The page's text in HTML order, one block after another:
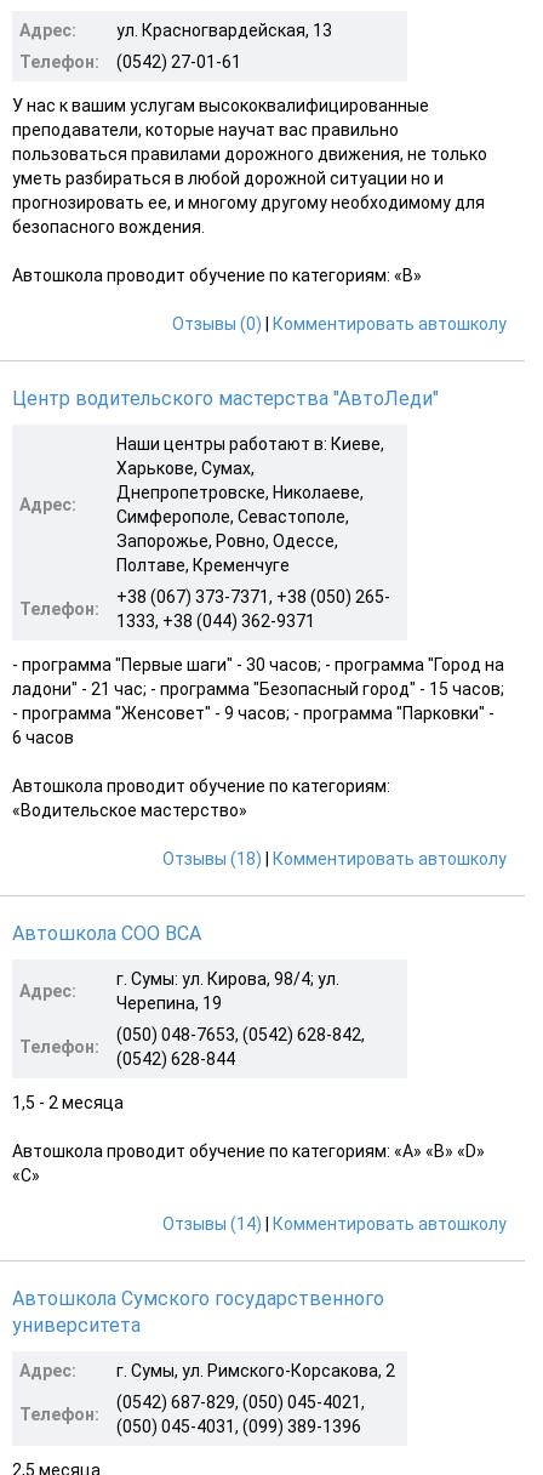
Адрес:
ул. Красногвардейская, 13
Телефон:
(0542) 27-01-61
У нас к вашим услугам высококвалифицированные
преподаватели, которые научат вас правильно
пользоваться правилами дорожного движения, не только
уметь разбираться в любой дорожной ситуации но и
прогнозировать ее, и многому другому необходимому для
безопасного вождения.
Автошкола проводит обучение по категориям: «B»
Отзывы (0) Комментировать автошколу
Центр водительского мастерства "АвтоЛеди"
Адрес:
Наши центры работают в: Киеве,
Харькове, Сумах,
Днепропетровске, Николаеве,
Симферополе, Севастополе,
Запорожье, Ровно, Одессе,
Полтаве, Кременчуге
Телефон:
+38 (067) 373-7371, +38 (050) 265-
1333, +38 (044) 362-9371
- программа "Первые шаги" - 30 часов; - программа "Город на
ладони" - 21 час; - программа "Безопасный город" - 15 часов;
- программа "Женсовет" - 9 часов; - программа "Парковки" -
6 часов
Автошкола проводит обучение по категориям:
«Водительское мастерство»
Отзывы (18) Комментировать автошколу
Автошкола СОО ВСА
Адрес:
г. Сумы: ул. Кирова, 98/4; ул.
Черепина, 19
Телефон:
(050) 048-7653, (0542) 628-842,
(0542) 628-844
1,5 - 2 месяца
Автошкола проводит обучение по категориям: «A» «B» «D»
«С»
Отзывы (14) Комментировать автошколу
Автошкола Сумского государственного
университета
Адрес: г. Сумы, ул. Римского-Корсакова, 2
Телефон:
(0542) 687-829, (050) 045-4021,
(050) 045-4031, (099) 389-1396
2,5 месяца